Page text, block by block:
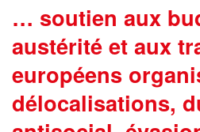
… soutien aux
austérité et aux
européens
délocalisations,